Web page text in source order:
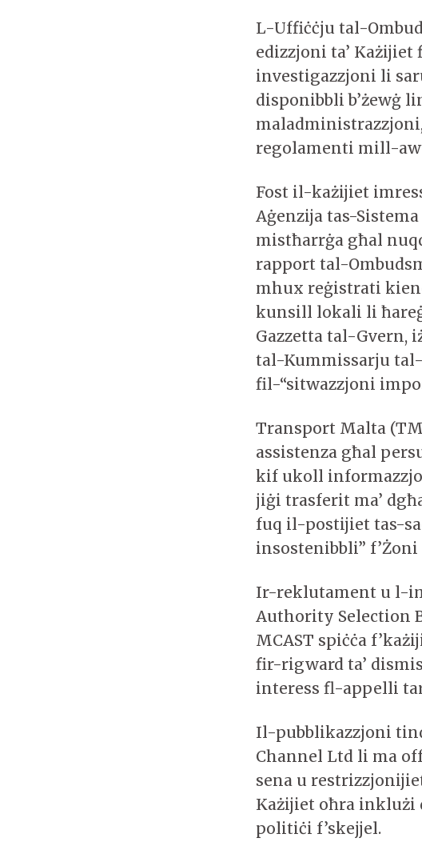
L-Uffiċċju tal-
edizzjoni ta’ Każijiet
investigazzjoni li
disponibbli b’żewġ
regolamenti mill-
Fost il-każijiet
Aġenzija tas-
mistħarrġa għal
rapport tal-
mhux reġistrati
kunsill lokali li
Gazzetta tal-Gvern,
tal-Kummissarju
fil-“sitwazzjoni
Transport Malta
assistenza għal
kif ukoll
jiġi trasferit ma’
fuq il-postijiet tas-
insostenibbli”
Ir-reklutament u l-
Authority Selection
MCAST spiċċa
fir-rigward ta’
interess fl-appelli
Il-pubblikazzjoni
Channel Ltd li ma
sena u
Każijiet oħra inklużi
politiċi f’skejjel.